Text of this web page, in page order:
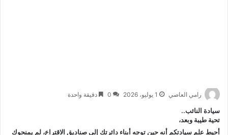
رامي العاصي 1 يوليو، 2026 0 دقيقة واحدة
سيادة النائب..
تحية طيبة وبعد،
أحيط علم سيادتكم أنه حين توجه أبناء دائرتك إلى صناديق الاقتراع، لم يمنحوك